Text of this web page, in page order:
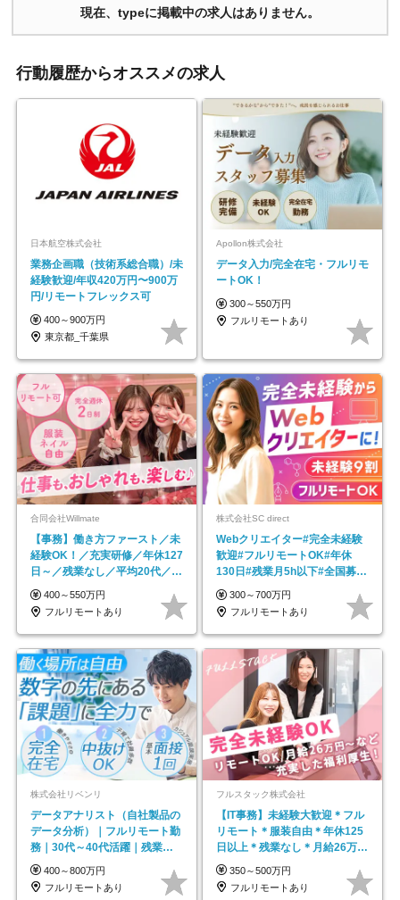
現在、typeに掲載中の求人はありません。
行動履歴からオススメの求人
日本航空株式会社
業務企画職（技術系総合職）/未
経験歓迎/年収420万円〜900万
円/リモートフレックス可
400～900万円
東京都_千葉県
Apollon株式会社
データ入力/完全在宅・フルリモ
ートOK！
300～550万円
フルリモートあり
合同会社Willmate
【事務】働き方ファースト／未
経験OK！／充実研修／年休127
日～／残業なし／平均20代／リ
モートOK
400～550万円
フルリモートあり
株式会社SC direct
Webクリエイター#完全未経験
歓迎#フルリモートOK#年休
130日#残業月5h以下#全国募集
#最大1年の研修
300～700万円
フルリモートあり
株式会社リベンリ
データアナリスト（自社製品の
データ分析）｜フルリモート勤
務｜30代～40代活躍｜残業少
なめ｜子育て社員多数活躍
400～800万円
フルリモートあり
フルスタック株式会社
【IT事務】未経験大歓迎＊フル
リモート＊服装自由＊年休125
日以上＊残業なし＊月給26万円
以上
350～500万円
フルリモートあり